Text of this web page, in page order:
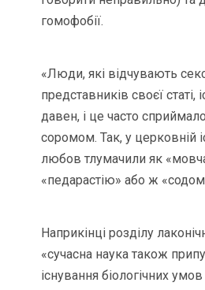
гомофобії.
«Люди, які відчувають
представників своєї статі,
давен, і це часто
соромом. Так, у церковній
любов тлумачили як
«педарастію» або ж
Наприкінці розділу
«сучасна наука також
існування біологічних